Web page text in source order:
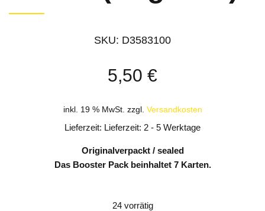
SKU: D3583100
5,50 €
inkl. 19 % MwSt. zzgl. Versandkosten
Lieferzeit: Lieferzeit: 2 - 5 Werktage
Originalverpackt / sealed
Das Booster Pack beinhaltet 7 Karten.
24 vorrätig